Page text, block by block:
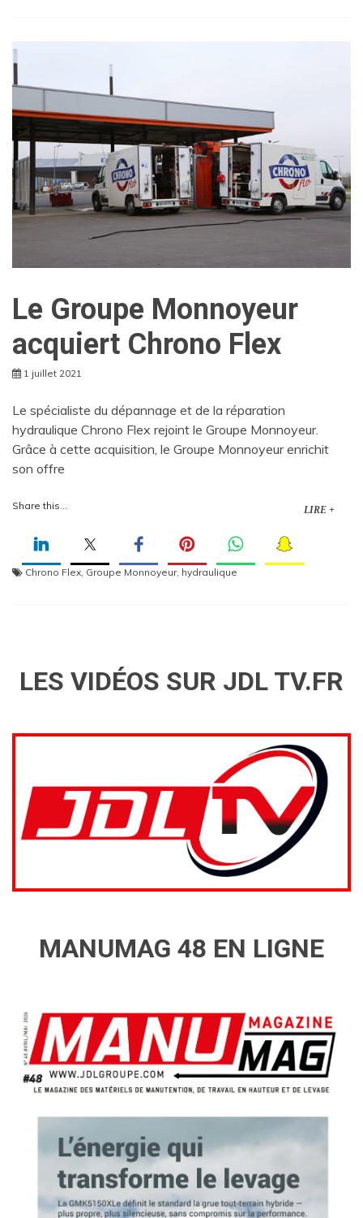
Le Groupe Monnoyeur
acquiert Chrono Flex
1 juillet 2021
Le spécialiste du dépannage et de la réparation
hydraulique Chrono Flex rejoint le Groupe Monnoyeur.
Grâce à cette acquisition, le Groupe Monnoyeur enrichit
son offre
Share this... LIRE +
Chrono Flex Groupe Monnoyeur, hydraulique
LES VIDÉOS SUR JDL TV.FR
MANUMAG 48 EN LIGNE